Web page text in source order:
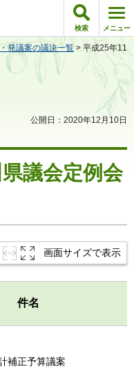
検索 メニュー
発議案の議決一覧 > 平成25年11
公開日：2020年12月10日
議会定例会
画面サイズで表示
件名
補正予算議案